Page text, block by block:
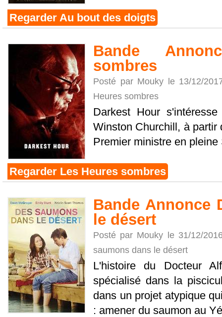
Regarder Au bout des doigts
Bande
sombres
Posté par Mouky le 13/12/
Heures sombres
Darkest Hour
Winston Churchill, à partir
Premier ministre en
Regarder Les Heures sombres
Bande Annonce
le désert
Posté par Mouky le 31/12/
saumons dans le désert
L'histoire du Docteur
spécialisé dans la
dans un projet atypique
: amener du saumon au